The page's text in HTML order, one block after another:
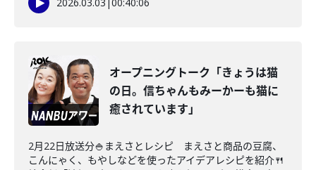
オープニングトーク「きょうは猫
の日。信ちゃんもみーかーも猫に
癒されています」
2月22日放送分🍚まえさとレシピ まえさと商品の豆腐、
こんにゃく、もやしなどを使ったアイデアレシピを紹介🍴